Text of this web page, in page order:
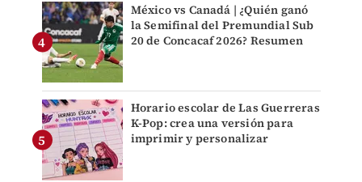
México vs Canadá | ¿Quién ganó
la Semifinal del Premundial Sub
20 de Concacaf 2026? Resumen
Horario escolar de Las Guerreras
K-Pop: crea una versión para
imprimir y personalizar